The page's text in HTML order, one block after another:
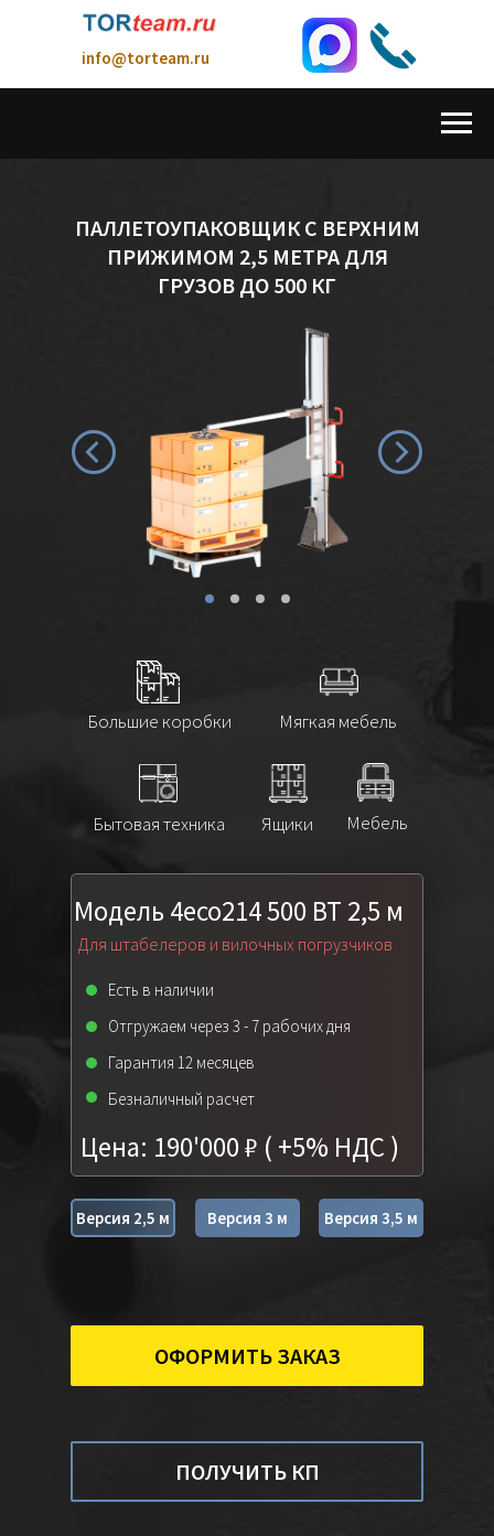
Технологическое Оборудование и Решения
info@torteam.ru
8(962) 723-90-91
Модель 4eco214 500 ВТ 2,5 м
ОФОРМИТЬ ЗАКАЗ
ПОЛУЧИТЬ КП
ПАЛЛЕТОУПАКОВЩИК С ВЕРХНИМ
ПРИЖИМОМ 2,5 МЕТРА ДЛЯ
ГРУЗОВ ДО 500 КГ
Цена: 190'000 ₽ ( +5% НДС )
Есть в наличии
Большие коробки Мягкая мебель
Бытовая техника Ящики
Отгружаем через 3 - 7 рабочих дня
Мебель
Версия 3,5 м
Версия 2,5 м Версия 3 м
Гарантия 12 месяцев
Безналичный расчет
Для штабелеров и вилочных погрузчиков